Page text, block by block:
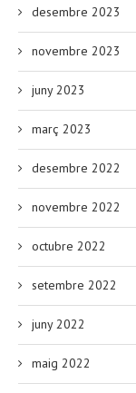
desembre 2023
novembre 2023
juny 2023
març 2023
desembre 2022
novembre 2022
octubre 2022
setembre 2022
juny 2022
maig 2022